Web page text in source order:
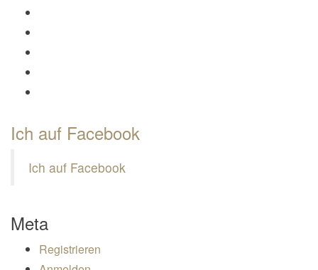
Ich auf Facebook
Ich auf Facebook
Meta
Registrieren